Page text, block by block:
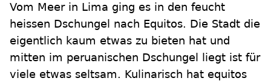
Vom Meer in Lima ging es in den feucht
heissen Dschungel nach Equitos. Die Stadt die
eigentlich kaum etwas zu bieten hat und
mitten im peruanischen Dschungel liegt ist für
viele etwas seltsam. Kulinarisch hat equitos